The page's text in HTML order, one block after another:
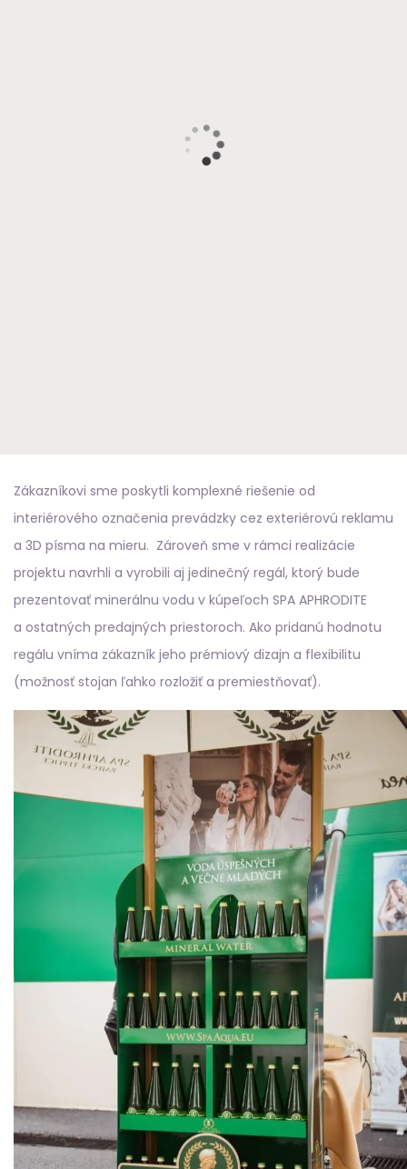
Zákazníkovi sme poskytli komplexné riešenie od
interiérového označenia prevádzky cez exteriérovú reklamu
a 3D písma na mieru. Zároveň sme v rámci realizácie
projektu navrhli a vyrobili aj jedinečný regál, ktorý bude
prezentovať minerálnu vodu v kúpeľoch SPA APHRODITE
a ostatných predajných priestoroch. Ako pridanú hodnotu
regálu vníma zákazník jeho prémiový dizajn a flexibilitu
(možnosť stojan ľahko rozložiť a premiestňovať).